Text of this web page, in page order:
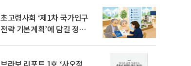
초고령사회 ‘제1차 국가인구
전략 기본계획’에 담길 정책
브라보 리포트 1호 ‘사오정